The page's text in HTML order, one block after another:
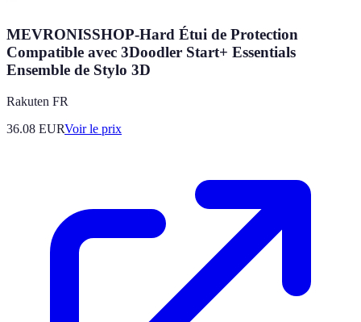
MEVRONISSHOP-Hard Étui de Protection
Compatible avec 3Doodler Start+ Essentials
Ensemble de Stylo 3D
Rakuten FR
36.08 EURVoir le prix